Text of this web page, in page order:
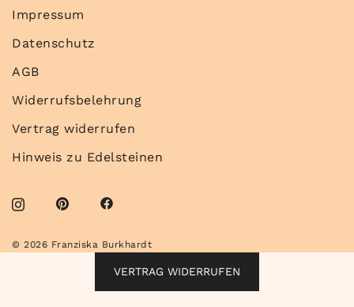
Impressum
Datenschutz
AGB
Widerrufsbelehrung
Vertrag widerrufen
Hinweis zu Edelsteinen
© 2026 Franziska Burkhardt
VERTRAG WIDERRUFEN